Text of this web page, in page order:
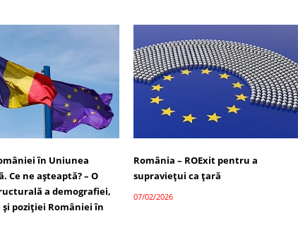
în Uniunea
Ce ne așteaptă? – O
a demografiei,
poziției României în
România – ROExit pentru a
supraviețui ca țară
07/02/2026